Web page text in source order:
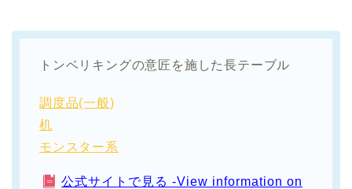
トンベリキングの意匠を施した長テーブル
調度品(一般)
机
モンスター系
公式サイトで見る -View information on